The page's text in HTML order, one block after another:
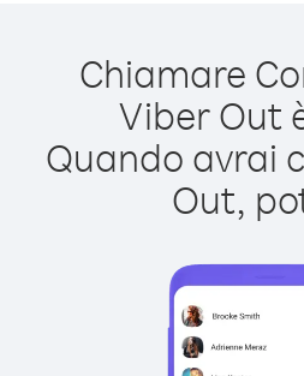
Chiamare
Viber Out
Quando avrai
Out,